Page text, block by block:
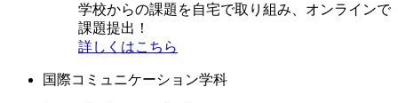
学校からの課題を自宅で取り組み、オンラインで
課題提出！
詳しくはこちら
国際コミュニケーション学科